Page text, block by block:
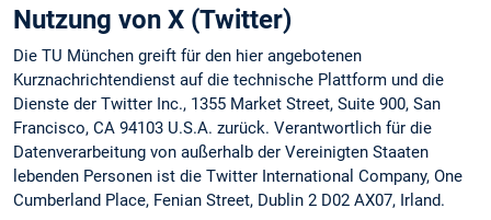
Nutzung von X (Twitter)
Die TU München greift für den hier angebotenen
Kurznachrichtendienst auf die technische Plattform und die
Dienste der Twitter Inc., 1355 Market Street, Suite 900, San
Francisco, CA 94103 U.S.A. zurück. Verantwortlich für die
Datenverarbeitung von außerhalb der Vereinigten Staaten
lebenden Personen ist die Twitter International Company, One
Cumberland Place, Fenian Street, Dublin 2 D02 AX07, Irland.